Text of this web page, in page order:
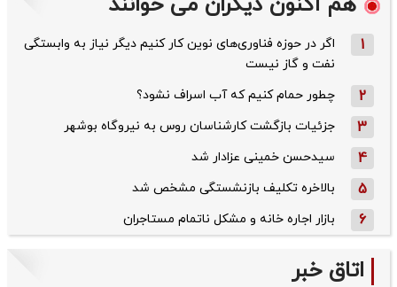
1
اگر در حوزه فناوری‌های نوین کار کنیم دیگر نیاز به وابستگی
نفت و گاز نیست
2 چطور حمام کنیم که آب اسراف نشود؟
3 جزئیات بازگشت کارشناسان روس به نیروگاه بوشهر
4 سیدحسن خمینی عزادار شد
5 بالاخره تکلیف بازنشستگی مشخص شد
6 بازار اجاره خانه و مشکل ناتمام مستاجران
اتاق خبر